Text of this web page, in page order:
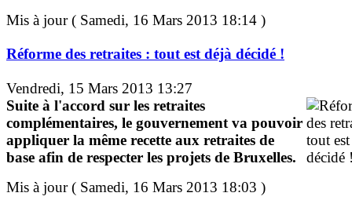
Mis à jour ( Samedi, 16 Mars 2013 18:14 )
Réforme des retraites : tout est déjà décidé !
Vendredi, 15 Mars 2013 13:27
Suite à l'accord sur les retraites
complémentaires, le gouvernement va pouvoir
appliquer la même recette aux retraites de
base afin de respecter les projets de Bruxelles.
Mis à jour ( Samedi, 16 Mars 2013 18:03 )